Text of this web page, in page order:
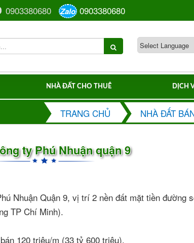
0903380680 Zalo 0903380680
NHÀ ĐẤT CHO THUÊ DỊCH
TRANG CHỦ NHÀ ĐẤT
ty Phú Nhuận quận 9
Nhuận Quận 9, vị trí 2 nền đất mặt tiền đường
TP Chí Minh).
120 triệu/m (33 tỷ 600 triệu).